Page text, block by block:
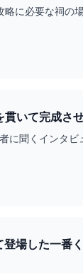
に必要な祠の
いて完成さ
に聞くインタビ
場した一番